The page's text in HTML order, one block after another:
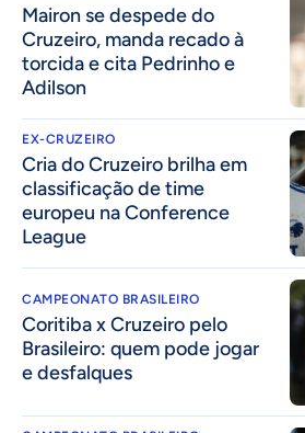
Mairon se despede do
Cruzeiro, manda recado à
torcida e cita Pedrinho e
Adilson
EX-CRUZEIRO
Cria do Cruzeiro brilha em
classificação de time
europeu na Conference
League
CAMPEONATO BRASILEIRO
Coritiba x Cruzeiro pelo
Brasileiro: quem pode jogar
e desfalques